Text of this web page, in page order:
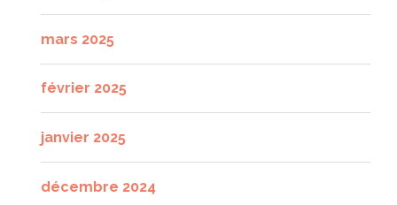
mars 2025
février 2025
janvier 2025
décembre 2024